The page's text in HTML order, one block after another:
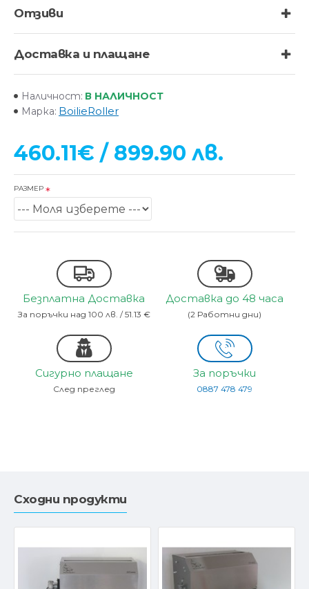
Отзиви
Доставка и плащане
Наличност: В НАЛИЧНОСТ
Марка: BoilieRoller
460.11€ / 899.90 лв.
РАЗМЕР
Безплатна Доставка
За поръчки над 100 лв. / 51.13 €
Доставка до 48 часа
(2 Работни дни)
Сигурно плащане
След преглед
За поръчки
0887 478 479
Сходни продукти